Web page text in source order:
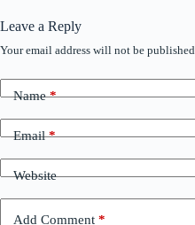
Leave a Reply
Your email address will not be published.
Name*
Email*
Website
Add Comment *